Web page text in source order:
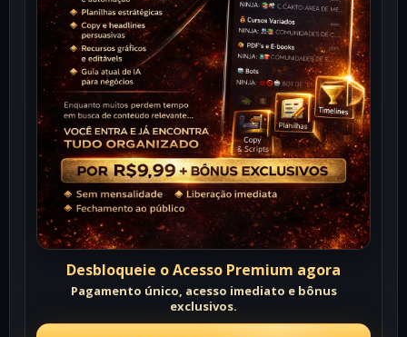
Desbloqueie o Acesso Premium agora
Pagamento único, acesso imediato e bônus
exclusivos.